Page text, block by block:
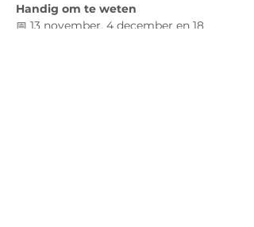
Handig om te weten
📅 13 november, 4 december en 18